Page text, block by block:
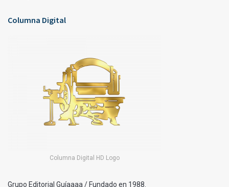
Columna Digital
Columna Digital HD Logo
Grupo Editorial Guíaaaa / Fundado en 1988.